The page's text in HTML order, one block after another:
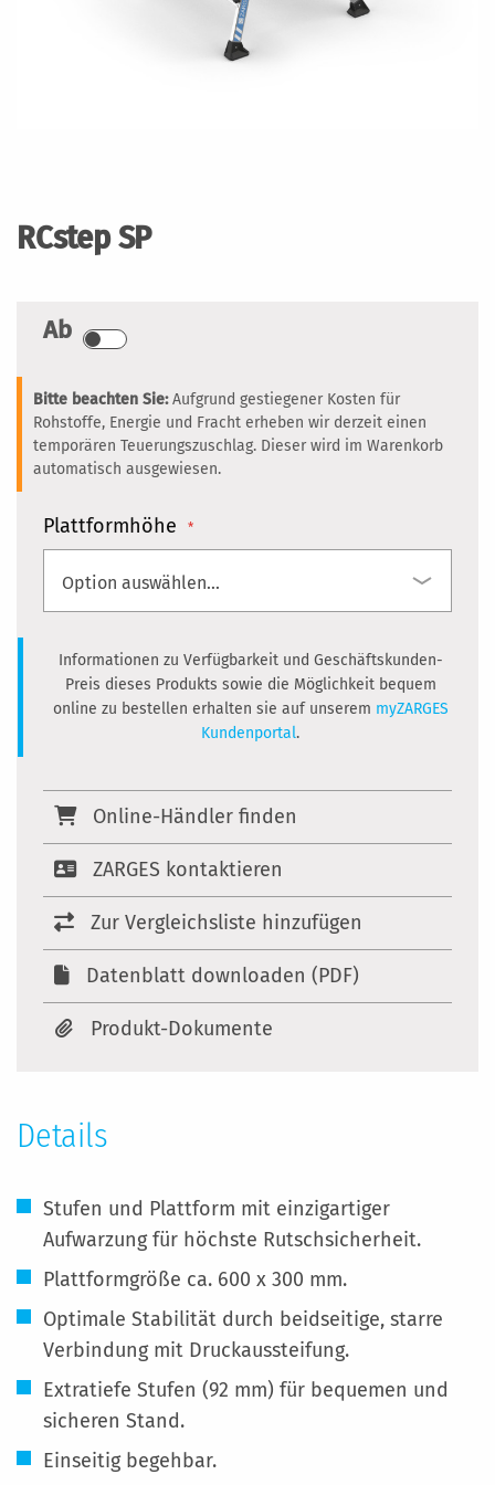
RCstep SP
Ab
Bitte beachten Sie:Aufgrund gestiegener Kosten für
Rohstoffe, Energie und Fracht erheben wir derzeit einen
temporären Teuerungszuschlag. Dieser wird im Warenkorb
automatisch ausgewiesen.
Plattformhöhe
Informationen zu Verfügbarkeit und Geschäftskunden-
Preis dieses Produkts sowie die Möglichkeit bequem
online zu bestellen erhalten sie auf unserem myZARGES
Kundenportal.
Online-Händler finden
ZARGES kontaktieren
Zur Vergleichsliste hinzufügen
Datenblatt downloaden (PDF)
Produkt-Dokumente
Bildergalerie
Details
Stufen und Plattform mit einzigartiger
Aufwarzung für höchste Rutschsicherheit.
Plattformgröße ca. 600 x 300 mm.
Optimale Stabilität durch beidseitige, starre
Verbindung mit Druckaussteifung.
Extratiefe Stufen (92 mm) für bequemen und
sicheren Stand.
Einseitig begehbar.